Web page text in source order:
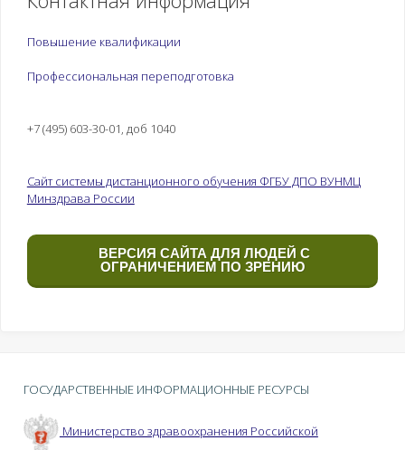
Повышение квалификации
Профессиональная переподготовка
+7 (495) 603-30-01, доб 1040
Сайт системы дистанционного обучения ФГБУ ДПО ВУНМЦ
Минздрава России
ВЕРСИЯ САЙТА ДЛЯ ЛЮДЕЙ С
ОГРАНИЧЕНИЕМ ПО ЗРЕНИЮ
ГОСУДАРСТВЕННЫЕ ИНФОРМАЦИОННЫЕ РЕСУРСЫ
Министерство здравоохранения Российской